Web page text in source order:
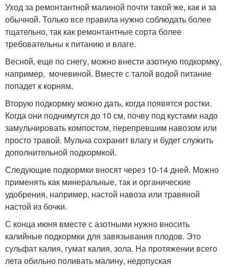
Уход за ремонтантной малиной почти такой же, как и за
обычной. Только все правила нужно соблюдать более
тщательно, так как ремонтантные сорта более
требовательны к питанию и влаге.
Весной, еще по снегу, можно внести азотную подкормку,
например, мочевиной. Вместе с талой водой питание
попадет к корням.
Вторую подкормку можно дать, когда появятся ростки.
Когда они поднимутся до 10 см, почву под кустами надо
замульчировать компостом, перепревшим навозом или
просто травой. Мульча сохранит влагу и будет служить
дополнительной подкормкой.
Следующие подкормки вносят через 10-14 дней. Можно
применять как минеральные, так и органические
удобрения, например, настой навоза или травяной
настой из бочки.
С конца июня вместе с азотными нужно вносить
калийные подкормки для завязывания плодов. Это
сульфат калия, гумат калия, зола. На протяжении всего
лета обильно поливать малину, недопуская